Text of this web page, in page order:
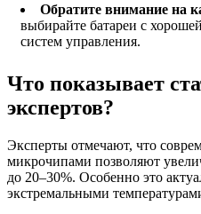
Обратите внимание на
выбирайте батареи с
систем управления.
Что показывает
экспертов?
Эксперты отмечают, что
микрочипами позволяют
до 20–30%. Особенно это
экстремальными